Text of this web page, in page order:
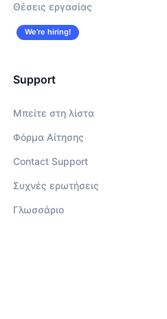
Θέσεις εργασίας
We’re hiring!
Support
Μπείτε στη λίστα
Φόρμα Αίτησης
Contact Support
Συχνές ερωτήσεις
Γλωσσάριο